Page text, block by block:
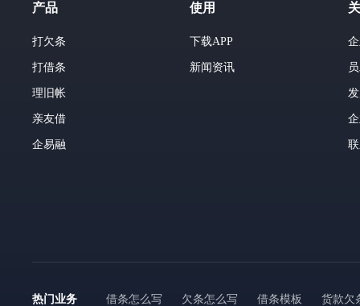
产品
打欠条
打借条
理旧帐
亲友借
企易融
使用
下载APP
新闻资讯
热门业务 借条怎么写 欠条怎么写 借条模板
货款欠